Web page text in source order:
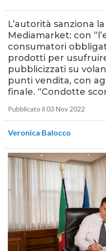
L’autorità sanziona
Mediamarket: con
consumatori
prodotti per
pubblicizzati su
punti vendita, con
finale. “Condotte
Pubblicato il 03 Nov 2022
Veronica Balocco